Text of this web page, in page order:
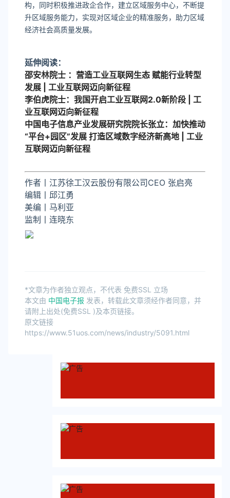
构，同时积极推进政企合作，建立区域服务中心，不断提
升区域服务能力，实现对区域企业的精准服务，助力区域
经济社会高质量发展。
延伸阅读：
邵安林院士 ：营造工业互联网生态 赋能行业转型
发展 | 工业互联网迈向新征程
李伯虎院士：我国开启工业互联网2.0新阶段 | 工
业互联网迈向新征程
中国电子信息产业发展研究院院长张立：加快推动
“平台+园区”发展 打造区域数字经济新高地 | 工业
互联网迈向新征程
作者丨 江苏徐工汉云股份有限公司CEO 张启亮
编辑丨邱江勇
美编丨马利亚
监制丨连晓东
*文章为作者独立观点，不代表 免费SSL 立场
本文由 中国电子报 发表，转载此文章须经作者同意，并
请附上出处(免费SSL )及本页链接。
原文链接
https://www.51uos.com/news/industry/5091.html